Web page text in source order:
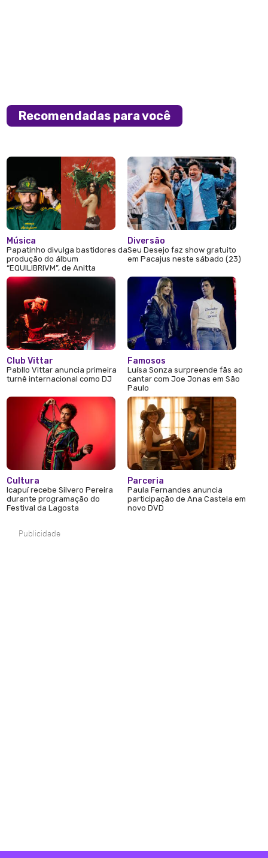
Recomendadas para você
Música
Papatinho divulga bastidores da
produção do álbum
“EQUILIBRIVM”, de Anitta
Club Vittar
Pabllo Vittar anuncia primeira
turnê internacional como DJ
Cultura
Icapuí recebe Silvero Pereira
durante programação do
Festival da Lagosta
Diversão
Seu Desejo faz show gratuito
em Pacajus neste sábado (23)
Famosos
Luísa Sonza surpreende fãs ao
cantar com Joe Jonas em São
Paulo
Parceria
Paula Fernandes anuncia
participação de Ana Castela em
novo DVD
Publicidade